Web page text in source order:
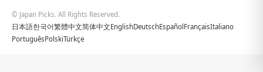
© Japan Picks. All Rights Reserved.
日本語한국어繁體中文简体中文EnglishDeutschEspañol FrançaisItaliano
PortuguêsPolskiTürkçe